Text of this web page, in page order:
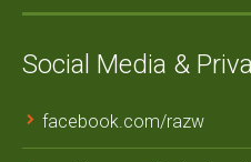
Social Media &
facebook.com/razw